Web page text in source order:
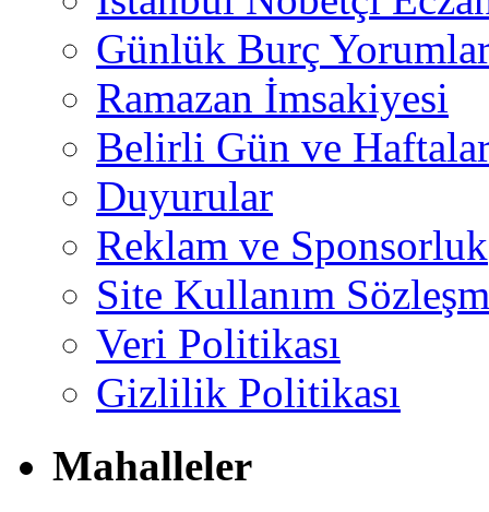
Günlük Burç
Ramazan İmsakiyesi
Belirli Gün ve
Duyurular
Reklam ve Sponsorluk
Site Kullanım
Veri Politikası
Gizlilik Politikası
Mahalleler